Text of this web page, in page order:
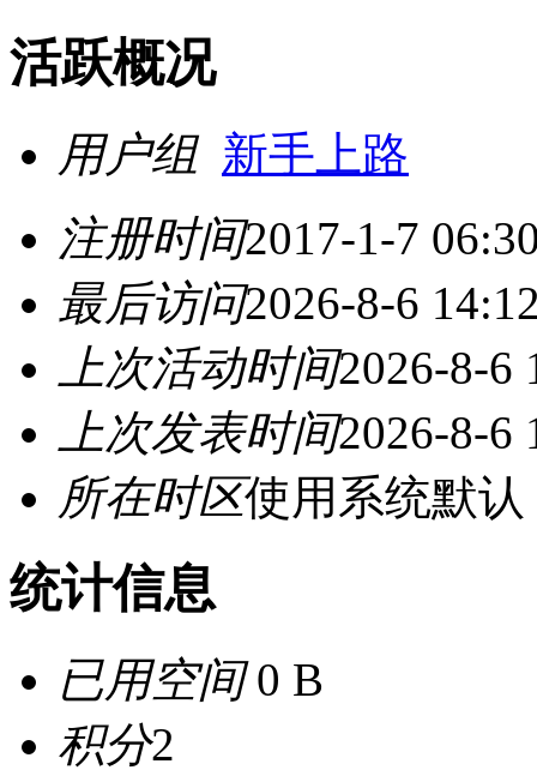
活跃概况
用户组 新手上路
注册时间2017-1-7
最后访问2026-8-6
上次活动时间2026-8-6
上次发表时间2026-8-6
所在时区使用系统默认
统计信息
已用空间0 B
积分2